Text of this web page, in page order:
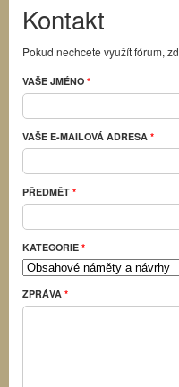
Kontakt
Pokud nechcete využít fórum,
VAŠE JMÉNO *
VAŠE E-MAILOVÁ ADRESA *
PŘEDMĚT *
KATEGORIE *
ZPRÁVA *